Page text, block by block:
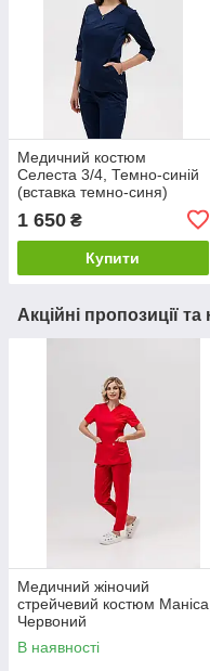
Медичний костюм
Селеста 3/4, Темно-синій
(вставка темно-синя)
1 650 ₴
Купити
Акційні пропозиції
Медичний жіночий
стрейчевий костюм Маніса,
Червоний
В наявності